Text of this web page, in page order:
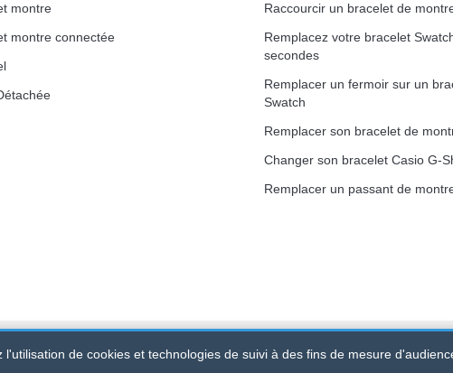
montre
montre connectée
Raccourcir un bracelet de
Remplacez votre bracelet
secondes
Remplacer un fermoir sur un
Swatch
Remplacer son bracelet de
Changer son bracelet Casio G-
Remplacer un passant de
SIRET: 520 247 727 000 57 -Plateforme Juridique : BP 20075 - 31121
de cookies et technologies de suivi à des fins de mesure